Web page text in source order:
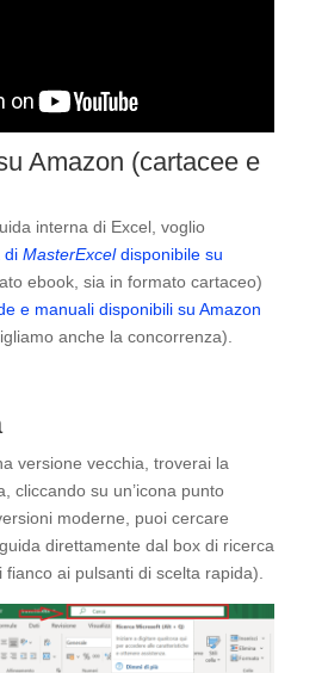
Amazon (cartacee e
interna di Excel, voglio
di MasterExceldisponibile su
ebook, sia in formato cartaceo)
e manuali disponibili su Amazon
anche la concorrenza).
versione vecchia, troverai la
cliccando su un’icona punto
moderne, puoi cercare
direttamente dal box di ricerca
ai pulsanti di scelta rapida).